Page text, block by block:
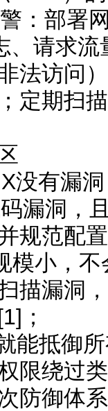
：部署
、请求
法访问
定期扫
没有漏
漏洞，
规范配
模小，
描漏洞
；
能抵御
限绕过
防御体